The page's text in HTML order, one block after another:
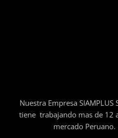
Nuestra Empresa SIAMPLUS
tiene trabajando mas de 12
mercado Peruano.